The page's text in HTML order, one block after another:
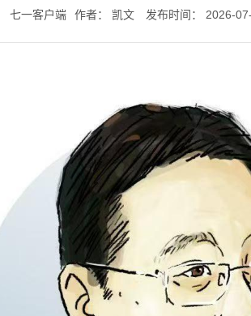
七一书院
七一客户端 作者： 凯文 发布时间： 2026-